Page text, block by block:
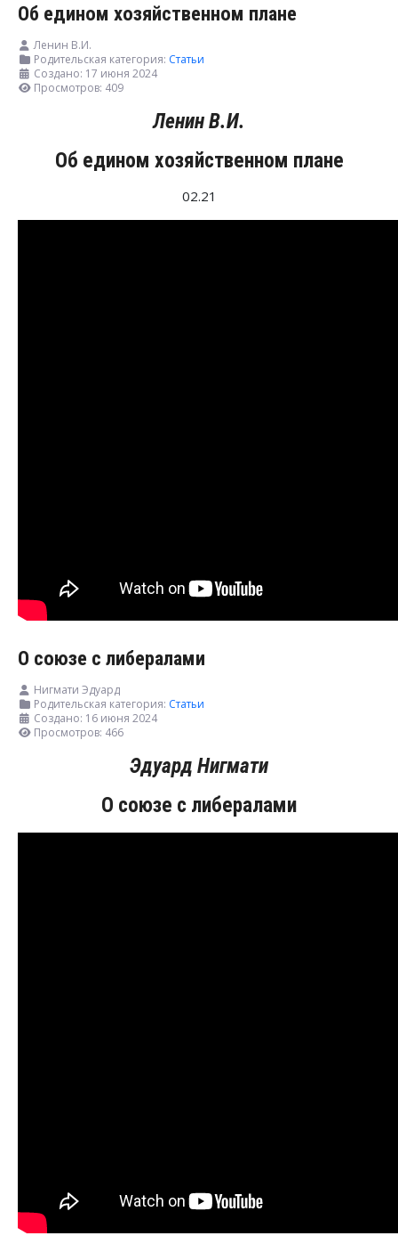
Об едином хозяйственном плане
Ленин В.И.
Родительская категория: Статьи
Создано: 17 июня 2024
Просмотров: 409
Ленин В.И.
Об едином хозяйственном плане
02.21
О союзе с либералами
Нигмати Эдуард
Родительская категория: Статьи
Создано: 16 июня 2024
Просмотров: 466
Эдуард Нигмати
О союзе с либералами